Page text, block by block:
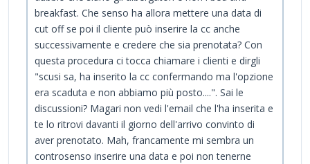
breakfast. Che senso ha allora mettere una data di
cut off se poi il cliente può inserire la cc anche
successivamente e credere che sia prenotata? Con
questa procedura ci tocca chiamare i clienti e dirgli
"scusi sa, ha inserito la cc confermando ma l'opzione
era scaduta e non abbiamo più posto....". Sai le
discussioni? Magari non vedi l'email che l'ha inserita e
te lo ritrovi davanti il giorno dell'arrivo convinto di
aver prenotato. Mah, francamente mi sembra un
controsenso inserire una data e poi non tenerne